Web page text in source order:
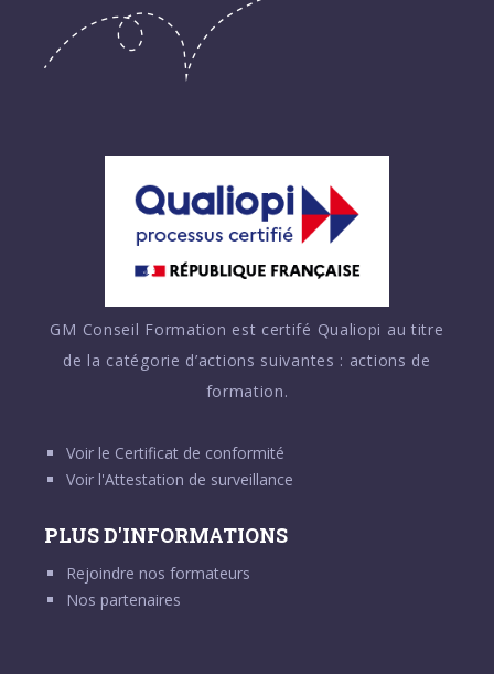
GM Conseil Formation est certifé Qualiopi au titre
de la catégorie d’actions suivantes : actions de
formation.
Voir le Certificat de conformité
Voir l'Attestation de surveillance
PLUS D'INFORMATIONS
Rejoindre nos formateurs
Nos partenaires